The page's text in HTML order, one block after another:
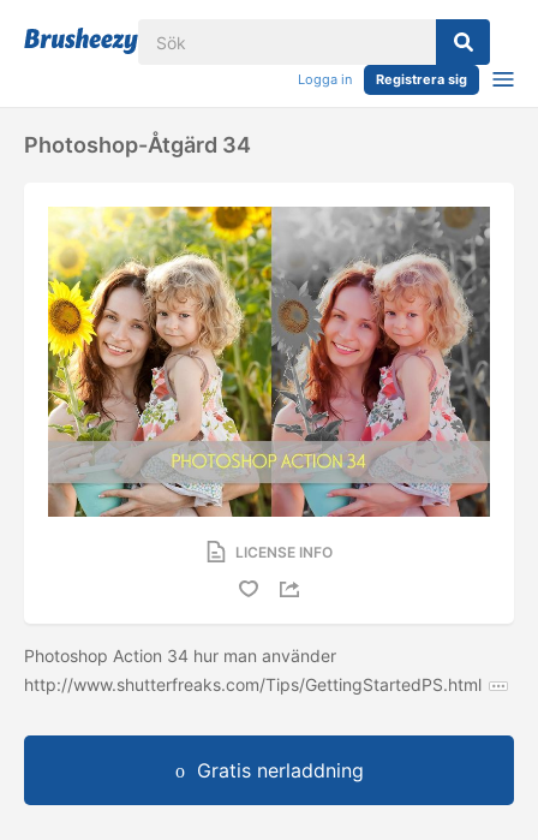
Logga in Registrera sig
Photoshop-Åtgärd 34
LICENSE INFO
Photoshop Action 34 hur man använder
http://www.shutterfreaks.com/Tips/GettingStartedPS.html
Gratis nerladdning